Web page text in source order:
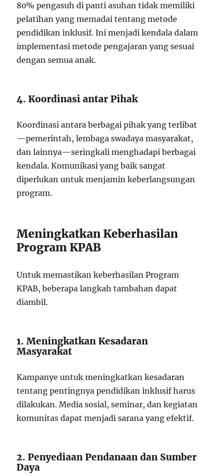
80% pengasuh di panti asuhan tidak memiliki
pelatihan yang memadai tentang metode
pendidikan inklusif. Ini menjadi kendala dalam
implementasi metode pengajaran yang sesuai
dengan semua anak.
4. Koordinasi antar Pihak
Koordinasi antara berbagai pihak yang terlibat
—pemerintah, lembaga swadaya masyarakat,
dan lainnya—seringkali menghadapi berbagai
kendala. Komunikasi yang baik sangat
diperlukan untuk menjamin keberlangsungan
program.
Meningkatkan Keberhasilan
Program KPAB
Untuk memastikan keberhasilan Program
KPAB, beberapa langkah tambahan dapat
diambil.
1. Meningkatkan Kesadaran
Masyarakat
Kampanye untuk meningkatkan kesadaran
tentang pentingnya pendidikan inklusif harus
dilakukan. Media sosial, seminar, dan kegiatan
komunitas dapat menjadi sarana yang efektif.
2. Penyediaan Pendanaan dan Sumber
Daya